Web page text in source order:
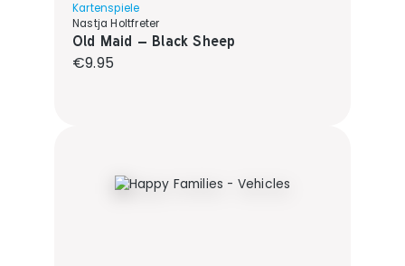
Kartenspiele
Nastja Holtfreter
Old Maid – Black Sheep
Regular price:
€9.95